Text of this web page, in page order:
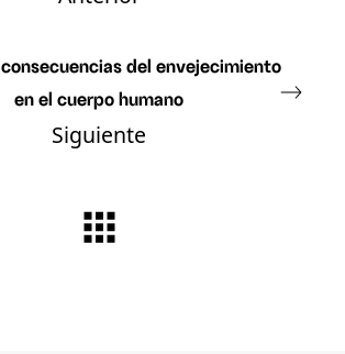
del envejecimiento
en el cuerpo humano
Siguiente